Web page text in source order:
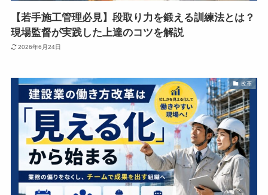
【若手施工管理必見】段取り力を鍛える訓練法とは？
現場監督が実践した上達のコツを解説
2026年6月24日
改革